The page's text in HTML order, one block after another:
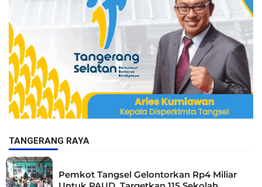
TANGERANG RAYA
Pemkot Tangsel Gelontorkan Rp4 Miliar